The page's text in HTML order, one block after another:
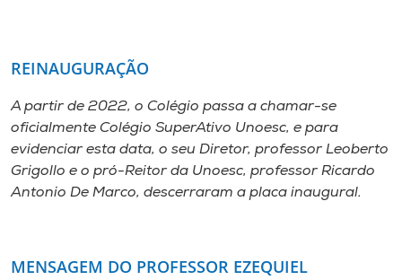
REINAUGURAÇÃO
A partir de 2022, o Colégio passa a chamar-se
oficialmente Colégio SuperAtivo Unoesc, e para
evidenciar esta data, o seu Diretor, professor Leoberto
Grigollo e o pró-Reitor da Unoesc, professor Ricardo
Antonio De Marco, descerraram a placa inaugural.
MENSAGEM DO PROFESSOR EZEQUIEL